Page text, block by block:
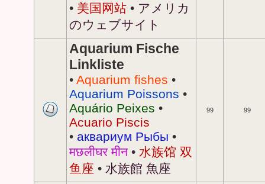
• 美国网站 • アメリカ
のウェブサイト
Aquarium Fische
Linkliste
• Aquarium fishes •
Aquarium Poissons •
Aquário Peixes •
Acuario Piscis
• аквариум Рыбы •
मछलीघर मीन• 水族馆 双
鱼座 • 水族館 魚座
99 99